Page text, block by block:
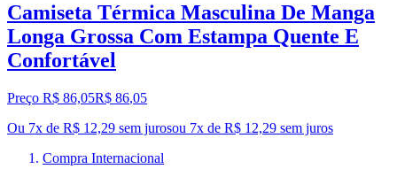
Camiseta Térmica Masculina De Manga
Longa Grossa Com Estampa Quente E
Confortável
Preço R$ 86,05R$ 86,05
Ou 7x de R$ 12,29 sem jurosou 7x de R$ 12,29 sem juros
Compra Internacional